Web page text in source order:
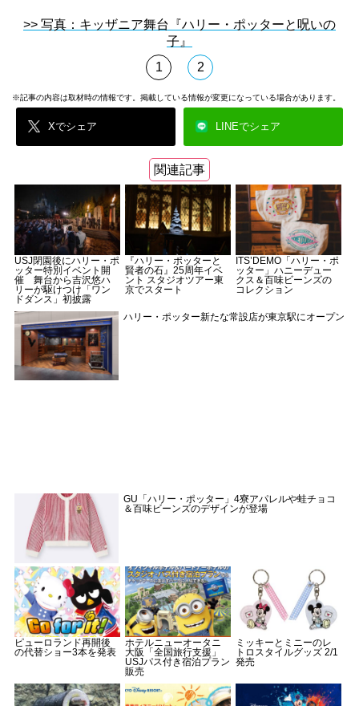
>> 写真：キッザニア舞台『ハリー・ポッターと呪いの
子』
1
2
※記事の内容は取材時の情報です。掲載している情報が変更になっている場合があります。
Xでシェア LINEでシェア
関連記事
USJ閉園後にハリー・ポ
ッター特別イベント開
催 舞台から吉沢悠ハ
リーが駆けつけ「ワン
ドダンス」初披露
『ハリー・ポッターと
賢者の石』25周年イベ
ント スタジオツアー東
京でスタート
ITS’DEMO「ハリー・ポ
ッター」ハニーデュー
クス＆百味ビーンズの
コレクション
ハリー・ポッター新たな常設店が東京駅にオープン
GU「ハリー・ポッター」4寮アパレルや蛙チョコ
＆百味ビーンズのデザインが登場
ピューロランド再開後
の代替ショー3本を発表
ホテルニューオータニ
大阪「全国旅行支援」
USJパス付き宿泊プラン
販売
ミッキーとミニーのレ
トロスタイルグッズ 2/1
発売